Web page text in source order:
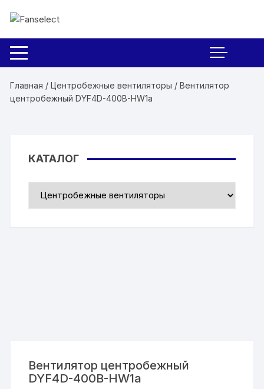
Главная /Центробежные вентиляторы / Вентилятор
центробежный DYF4D-400B-HW1a
Вентилятор центробежный
DYF4D-400B-HW1a
КАТАЛОГ